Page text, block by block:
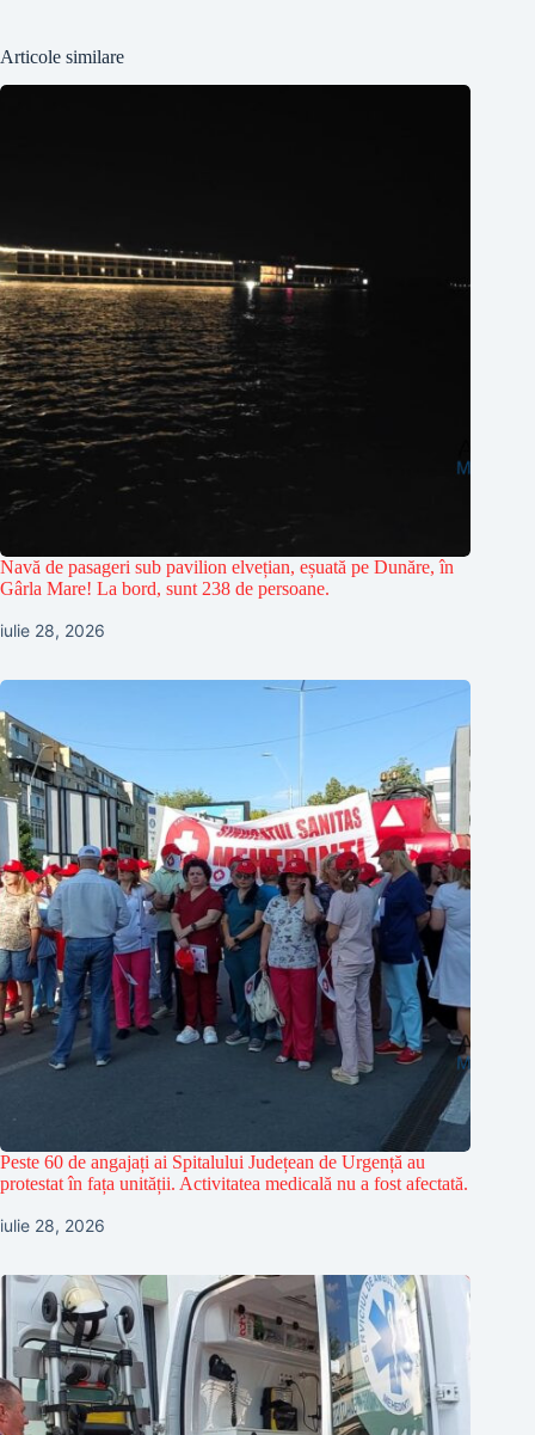
Articole similare
Navă de pasageri sub pavilion elvețian, eșuată pe Dunăre, în
Gârla Mare! La bord, sunt 238 de persoane.
iulie 28, 2026
Peste 60 de angajați ai Spitalului Județean de Urgență au
protestat în fața unității. Activitatea medicală nu a fost afectată.
iulie 28, 2026